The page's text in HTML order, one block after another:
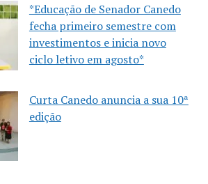
*Educação de Senador Canedo
fecha primeiro semestre com
investimentos e inicia novo
ciclo letivo em agosto*
Curta Canedo anuncia a sua 10ª
edição